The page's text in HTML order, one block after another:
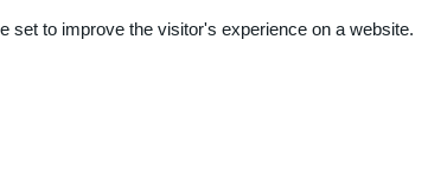
set to improve the visitor's experience on a website.